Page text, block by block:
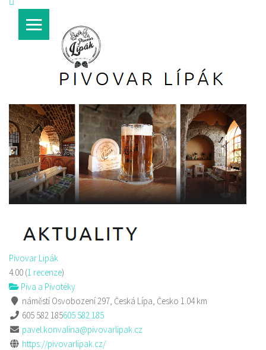
Pivovar Lipák
4.00 (1 recenze)
Piva a Pivotéky
náměstí Osvobození 297, Česká Lípa, Česko 1.04 km
605 582 185605 582 185
pavel.konvalina@pivovarlipak.cz
https://pivovarlipak.cz/